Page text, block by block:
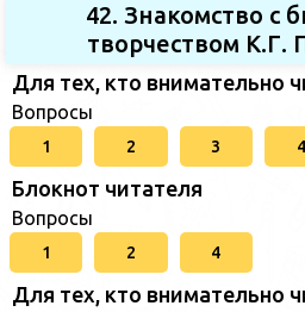
42. Знакомство с
творчеством К.Г.
Для тех, кто внимательно
Вопросы
1 2 3 4
Блокнот читателя
Вопросы
1 2 4
Для тех, кто внимательно